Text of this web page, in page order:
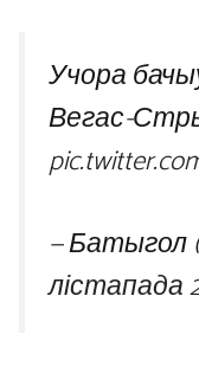
Учора
Вегас-
— Батыгол
лістапада